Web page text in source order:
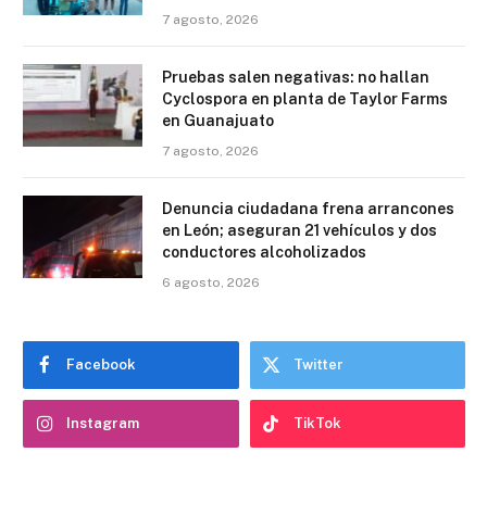
7 agosto, 2026
Pruebas salen negativas: no hallan
Cyclospora en planta de Taylor Farms
en Guanajuato
7 agosto, 2026
Denuncia ciudadana frena arrancones
en León; aseguran 21 vehículos y dos
conductores alcoholizados
6 agosto, 2026
Facebook Twitter
Instagram TikTok